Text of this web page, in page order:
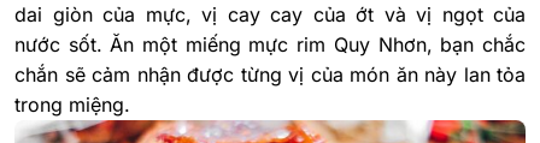
dai giòn của mực, vị cay cay của ớt và vị ngọt của
nước sốt. Ăn một miếng mực rim Quy Nhơn, bạn chắc
chắn sẽ cảm nhận được từng vị của món ăn này lan tỏa
trong miệng.